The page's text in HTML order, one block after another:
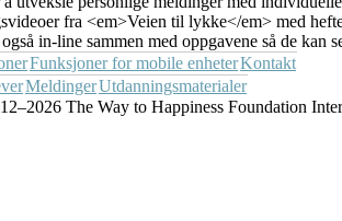
Funksjoner for mobile enheterKontakt
MeldingerUtdanningsmaterialer
The Way to Happiness Foundation